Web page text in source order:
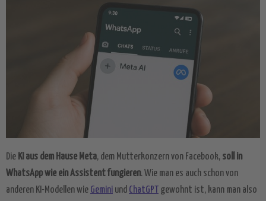
Die KI aus dem Hause Meta, dem Mutterkonzern von Facebook, soll in
WhatsApp wie ein Assistent fungieren. Wie man es auch schon von
anderen KI-Modellen wie Gemini und ChatGPT
gewohnt ist, kann man also